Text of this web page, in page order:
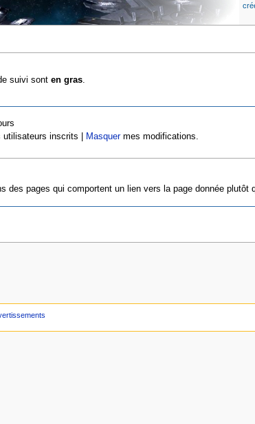
suivi sont en gras.
inscrits | Masquermes modifications.
des pages qui comportent un lien vers la page donnée plutôt